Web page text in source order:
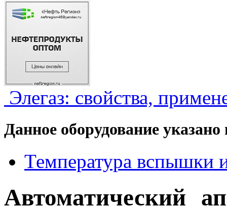
Элегаз: свойства,
Данное оборудование
Температура вспышки
Автоматический